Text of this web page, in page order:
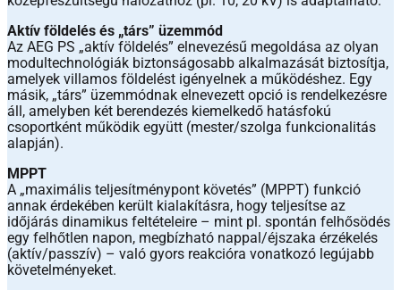
Aktív földelés és „társ” üzemmód
Az AEG PS „aktív földelés” elnevezésű megoldása az olyan
modultechnológiák biztonságosabb alkalmazását biztosítja,
amelyek villamos földelést igényelnek a működéshez. Egy
másik, „társ” üzemmódnak elnevezett opció is rendelkezésre
áll, amelyben két berendezés kiemelkedő hatásfokú
csoportként működik együtt (mester/szolga funkcionalitás
alapján).
MPPT
A „maximális teljesítménypont követés” (MPPT) funkció
annak érdekében került kialakításra, hogy teljesítse az
időjárás dinamikus feltételeire – mint pl. spontán felhősödés
egy felhőtlen napon, megbízható nappal/éjszaka érzékelés
(aktív/passzív) – való gyors reakcióra vonatkozó legújabb
követelményeket.